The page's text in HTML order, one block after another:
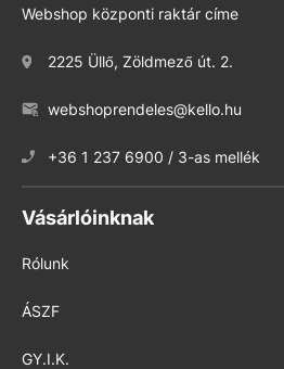
Webshop központi raktár címe
2225 Üllő, Zöldmező út. 2.
webshoprendeles@kello.hu
+36 1 237 6900 / 3-as mellék
Vásárlóinknak
Rólunk
ÁSZF
GY.I.K.